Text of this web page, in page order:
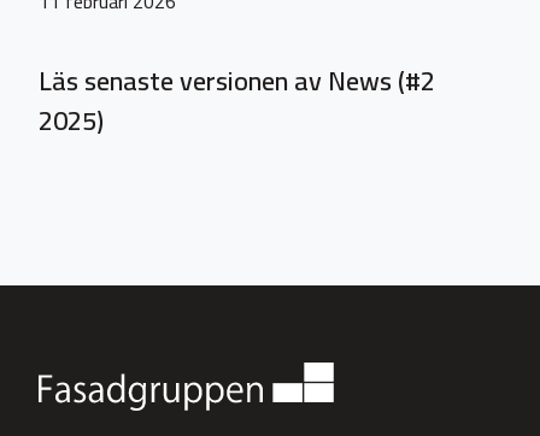
Läs senaste versionen av News (#2
2025)